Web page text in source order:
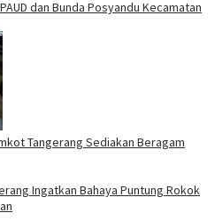
dan Bunda Posyandu Kecamatan
Tangerang Sediakan Beragam
Ingatkan Bahaya Puntung Rokok